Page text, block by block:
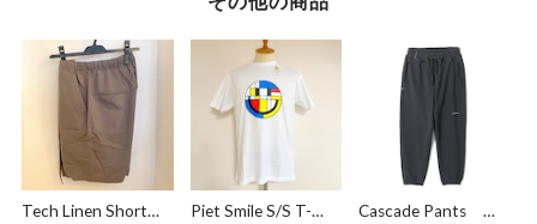
Tech Linen Short
Piet Smile S/S T-
Cascade Pants